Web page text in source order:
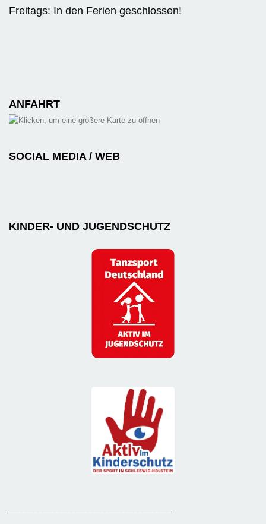
Freitags: In den Ferien geschlossen!
ANFAHRT
SOCIAL MEDIA / WEB
KINDER- UND JUGENDSCHUTZ